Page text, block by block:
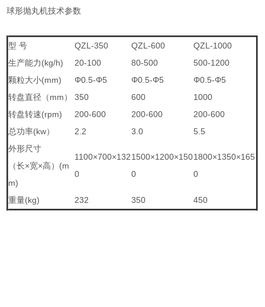
球形抛丸机技术参数
型 号 QZL-350 QZL-600
QZL-1000
生产能力(kg/h)
20-100 80-500
500-1200
颗粒大小(mm)
Φ0.5-Φ5 Φ0.5-Φ5
Φ0.5-Φ5
转盘直径（mm）
350 600
1000
转盘转速(rpm)
200-600 200-600
200-600
总功率(kw）
2.2 3.0
5.5
外形尺寸
（长×宽×高）(m
m)
1100×700×132
0
1500×1200×150
0
1800×1350×165
0
重量(kg) 232 350 450